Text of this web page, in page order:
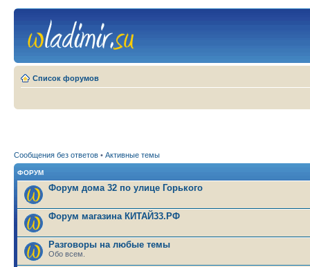
Список форумов
Сообщения без ответов • Активные темы
ФОРУМ
Форум дома 32 по улице Горького
Форум магазина КИТАЙ33.РФ
Разговоры на любые темы
Обо всем.